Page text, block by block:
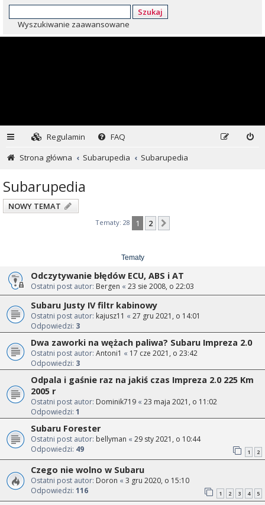
Szukaj
Wyszukiwanie zaawansowane
Regulamin
FAQ
Strona główna
Subarupedia Subarupedia
Subarupedia
NOWY TEMAT
Tematy: 28 1 2
Tematy
Odczytywanie błędów ECU, ABS i AT
Ostatni post autor: Bergen « 23 sie 2008, o 22:03
Subaru Justy IV filtr kabinowy
Ostatni post autor: kajusz11 « 27 gru 2021, o 14:01
Odpowiedzi: 3
Dwa zaworki na wężach paliwa? Subaru Impreza 2.0
Ostatni post autor: Antoni1 « 17 cze 2021, o 23:42
Odpowiedzi: 3
Odpala i gaśnie raz na jakiś czas Impreza 2.0 225 Km
2005 r
Ostatni post autor: Dominik719 « 23 maja 2021, o 11:02
Odpowiedzi: 1
Subaru Forester
Ostatni post autor: bellyman « 29 sty 2021, o 10:44
Odpowiedzi: 49 1 2
Czego nie wolno w Subaru
Ostatni post autor: Doron « 3 gru 2020, o 15:10
Odpowiedzi: 116 1 2 3 4 5